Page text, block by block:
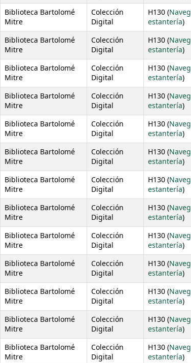
Biblioteca Bartolomé
Mitre
Colección
Digital
H130 (
estantería)
Biblioteca Bartolomé
Mitre
Colección
Digital
H130 (
estantería)
Biblioteca Bartolomé
Mitre
Colección
Digital
H130 (
estantería)
Biblioteca Bartolomé
Mitre
Colección
Digital
H130 (
estantería)
Biblioteca Bartolomé
Mitre
Colección
Digital
H130 (
estantería)
Biblioteca Bartolomé
Mitre
Colección
Digital
H130 (
estantería)
Biblioteca Bartolomé
Mitre
Colección
Digital
H130 (
estantería)
Biblioteca Bartolomé
Mitre
Colección
Digital
H130 (
estantería)
Biblioteca Bartolomé
Mitre
Colección
Digital
H130 (
estantería)
Biblioteca Bartolomé
Mitre
Colección
Digital
H130 (
estantería)
Biblioteca Bartolomé
Mitre
Colección
Digital
H130 (
estantería)
Biblioteca Bartolomé
Mitre
Colección
Digital
H130 (
estantería)
Biblioteca Bartolomé
Mitre
Colección
Digital
H130 (
estantería)